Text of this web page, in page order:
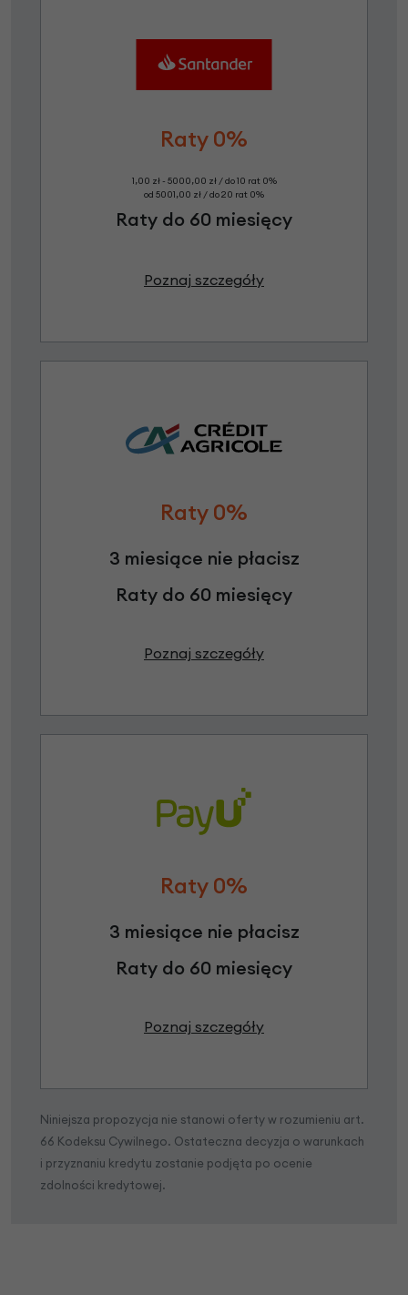
Raty 0%
1,00 zł - 5000,00 zł / do 10 rat 0%
od 5001,00 zł / do 20 rat 0%
Raty do 60 miesięcy
Poznaj szczegóły
Raty 0%
3 miesiące nie płacisz
Raty do 60 miesięcy
Poznaj szczegóły
Raty 0%
3 miesiące nie płacisz
Raty do 60 miesięcy
Poznaj szczegóły
Niniejsza propozycja nie stanowi oferty w rozumieniu art.
66 Kodeksu Cywilnego. Ostateczna decyzja o warunkach
i przyznaniu kredytu zostanie podjęta po ocenie
zdolności kredytowej.